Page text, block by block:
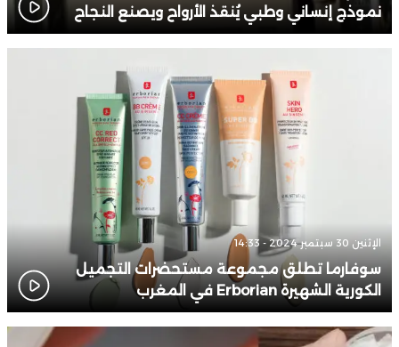
نموذج إنساني وطبي يُنقذ الأرواح ويصنع النجاح
الإثنين 30 سبتمبر 2024 - 14:33
سوفارما تطلق مجموعة مستحضرات التجميل
الكورية الشهيرة Erborian في المغرب